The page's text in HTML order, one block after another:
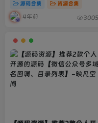
源码合集 资源合集
4年前 3005